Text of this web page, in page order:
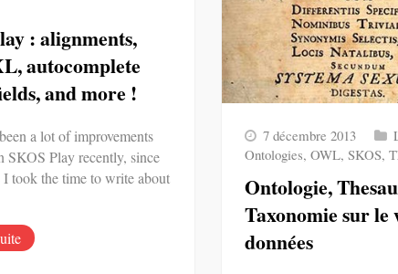
: alignments,
autocomplete
and more !
a lot of improvements
SKOS Play recently, since
I took the time to write about
7 décembre 2013
Ontologies,OWL,SKOS,
Ontologie,
Taxonomie sur le
données